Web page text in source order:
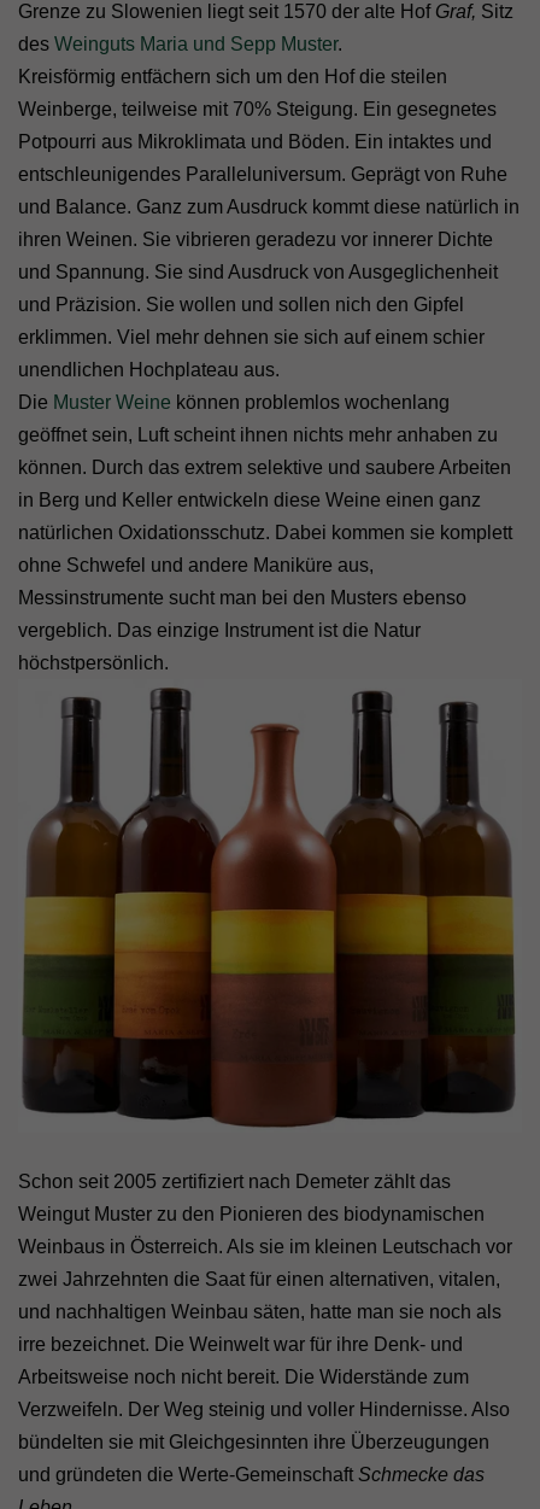
Grenze zu Slowenien liegt seit 1570 der alte Hof Graf, Sitz
des Weinguts Maria und Sepp Muster.
Kreisförmig entfächern sich um den Hof die steilen
Weinberge, teilweise mit 70% Steigung. Ein gesegnetes
Potpourri aus Mikroklimata und Böden. Ein intaktes und
entschleunigendes Paralleluniversum. Geprägt von Ruhe
und Balance. Ganz zum Ausdruck kommt diese natürlich in
ihren Weinen. Sie vibrieren geradezu vor innerer Dichte
und Spannung. Sie sind Ausdruck von Ausgeglichenheit
und Präzision. Sie wollen und sollen nich den Gipfel
erklimmen. Viel mehr dehnen sie sich auf einem schier
unendlichen Hochplateau aus.
Die Muster Weine können problemlos wochenlang
geöffnet sein, Luft scheint ihnen nichts mehr anhaben zu
können. Durch das extrem selektive und saubere Arbeiten
in Berg und Keller entwickeln diese Weine einen ganz
natürlichen Oxidationsschutz. Dabei kommen sie komplett
ohne Schwefel und andere Maniküre aus,
Messinstrumente sucht man bei den Musters ebenso
vergeblich. Das einzige Instrument ist die Natur
höchstpersönlich.
Schon seit 2005 zertifiziert nach Demeter zählt das
Weingut Muster zu den Pionieren des biodynamischen
Weinbaus in Österreich. Als sie im kleinen Leutschach vor
zwei Jahrzehnten die Saat für einen alternativen, vitalen,
und nachhaltigen Weinbau säten, hatte man sie noch als
irre bezeichnet. Die Weinwelt war für ihre Denk- und
Arbeitsweise noch nicht bereit. Die Widerstände zum
Verzweifeln. Der Weg steinig und voller Hindernisse. Also
bündelten sie mit Gleichgesinnten ihre Überzeugungen
und gründeten die Werte-Gemeinschaft Schmecke das